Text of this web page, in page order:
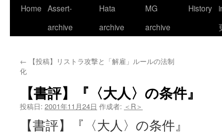
Home Assert-
archive
Hata
archive
MG
archive
History
← 【投稿】リストラ攻撃と「解雇」ルールの法制
化
【書評】『〈大人〉の条件』
投稿日: 2001年11月24日 作成者: ＜R＞
【書評】『〈大人〉の条件』